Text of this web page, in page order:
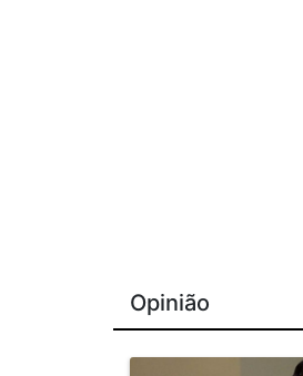
Opinião